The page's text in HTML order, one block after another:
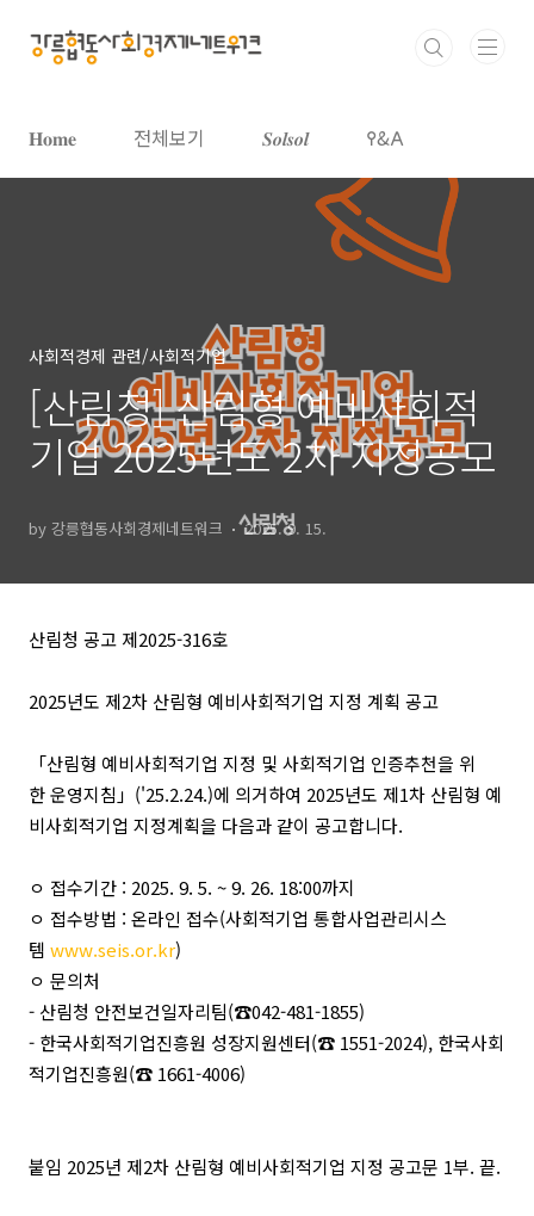
𝐇𝐨𝐦𝐞 전체보기 𝑺𝒐𝒍𝒔𝒐𝒍 𐌒&𐌀
사회적경제 관련/사회적기업
[산림청] 산림형 예비사회적
기업 2025년도 2차 지정공모
by 강릉협동사회경제네트워크 2025. 9. 15.
산림청 공고 제2025-316호
2025년도 제2차 산림형 예비사회적기업 지정 계획 공고
「산림형 예비사회적기업 지정 및 사회적기업 인증추천을 위
한 운영지침」('25.2.24.)에 의거하여 2025년도 제1차 산림형 예
비사회적기업 지정계획을 다음과 같이 공고합니다.
ㅇ 접수기간 : 2025. 9. 5. ~ 9. 26. 18:00까지
ㅇ 접수방법 : 온라인 접수(사회적기업 통합사업관리시스
템 www.seis.or.kr)
ㅇ 문의처
- 산림청 안전보건일자리팀(☎042-481-1855)
- 한국사회적기업진흥원 성장지원센터(☎ 1551-2024), 한국사회
적기업진흥원(☎ 1661-4006)
붙임 2025년 제2차 산림형 예비사회적기업 지정 공고문 1부. 끝.